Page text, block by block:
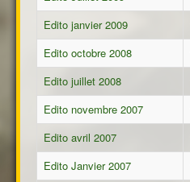
Forum
Edito janvier 2009
Edito octobre 2008
Edito juillet 2008
Edito novembre 2007
Edito avril 2007
Edito Janvier 2007